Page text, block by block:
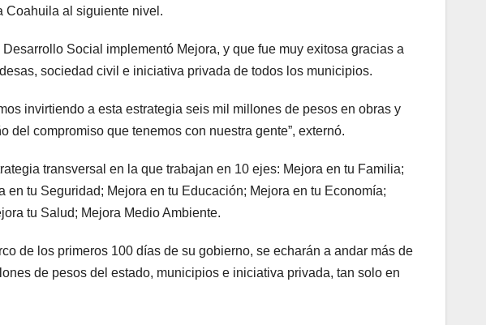
Coahuila al siguiente nivel.
Social implementó Mejora, y que fue muy exitosa gracias a
sociedad civil e iniciativa privada de todos los municipios.
invirtiendo a esta estrategia seis mil millones de pesos en obras y
del compromiso que tenemos con nuestra gente”, externó.
transversal en la que trabajan en 10 ejes: Mejora en tu Familia;
en tu Seguridad; Mejora en tu Educación; Mejora en tu Economía;
tu Salud; Mejora Medio Ambiente.
de los primeros 100 días de su gobierno, se echarán a andar más de
de pesos del estado, municipios e iniciativa privada, tan solo en